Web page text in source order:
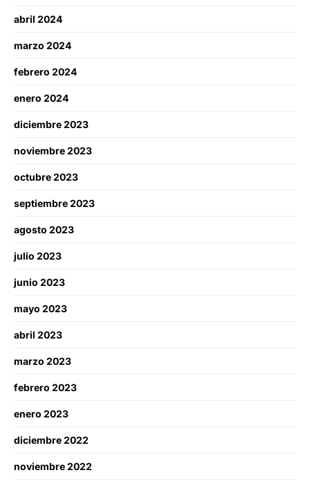
abril 2024
marzo 2024
febrero 2024
enero 2024
diciembre 2023
noviembre 2023
octubre 2023
septiembre 2023
agosto 2023
julio 2023
junio 2023
mayo 2023
abril 2023
marzo 2023
febrero 2023
enero 2023
diciembre 2022
noviembre 2022